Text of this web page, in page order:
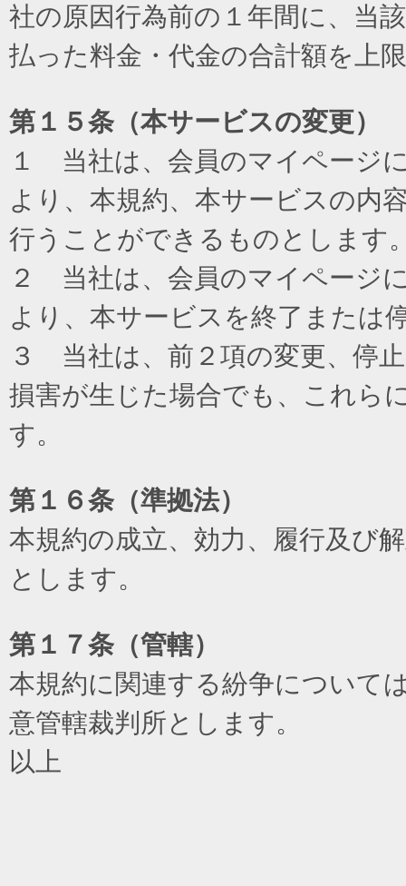
社の原因行為前の１年間に、当
払った料金・代金の合計額を上
第１５条（本サービスの変更）
１ 当社は、会員のマイページ
より、本規約、本サービスの内
行うことができるものとします
２ 当社は、会員のマイページ
より、本サービスを終了または
３ 当社は、前２項の変更、停
損害が生じた場合でも、これら
す。
第１６条（準拠法）
本規約の成立、効力、履行及び
とします。
第１７条（管轄）
本規約に関連する紛争について
意管轄裁判所とします。
以上